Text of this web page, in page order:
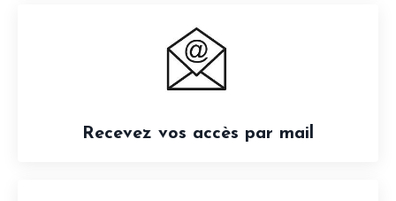
Recevez vos accès par mail